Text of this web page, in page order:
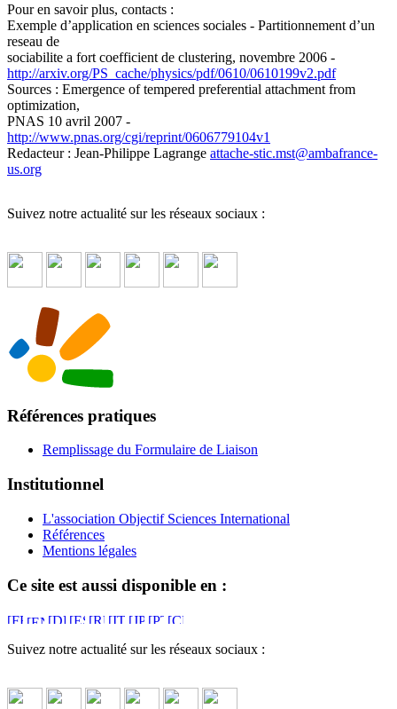
Pour en savoir plus, contacts :
Exemple d’application en sciences sociales - Partitionnement d’un
reseau de
sociabilite a fort coefficient de clustering, novembre 2006 -
http://arxiv.org/PS_cache/physics/pdf/0610/0610199v2.pdf
Sources : Emergence of tempered preferential attachment from
optimization,
PNAS 10 avril 2007 -
http://www.pnas.org/cgi/reprint/0606779104v1
Redacteur : Jean-Philippe Lagrange attache-stic.mst@ambafrance-
us.org
Suivez notre actualité sur les réseaux sociaux :
Références pratiques
Remplissage du Formulaire de Liaison
Institutionnel
L'association Objectif Sciences International
Références
Mentions légales
Ce site est aussi disponible en :
Suivez notre actualité sur les réseaux sociaux :